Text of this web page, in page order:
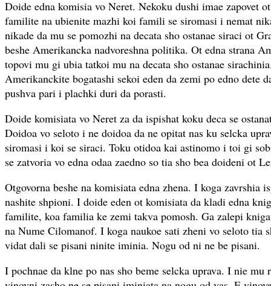
Doide edna komisia vo Neret. Nekoku dushi imae zapovet
familite na ubienite mazhi koi famili se siromasi i nemat
nikade da mu se pomozhi na decata sho ostanae siraci ot
beshe Amerikancka nadvoreshna politika. Ot edna strana
topovi mu gi ubia tatkoi mu na decata sho ostanae
Amerikanckite bogatashi sekoi eden da zemi po edno dete
pushva pari i plachki duri da porasti.
Doide komisiata vo Neret za da ispishat koku deca se
Doidoa vo seloto i ne doidoa da ne opitat nas ku selcka
siromasi i koi se siraci. Toku otidoa kai astinomo i toi gi
se zatvoria vo edna odaa zaedno so tia sho bea doideni ot
Otgovorna beshe na komisiata edna zhena. I koga zavrshia
nashite shpioni. I doide eden ot komisiata da kladi edna
familite, koa familia ke zemi takva pomosh. Ga zalepi
na Nume Cilomanof. I koga naukoe sati zheni vo seloto tia
vidat dali se pisani ninite iminia. Nogu od ni ne be pisani.
I pochnae da klne po nas sho beme selcka uprava. I nie mu